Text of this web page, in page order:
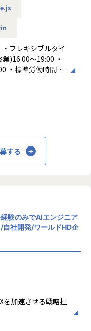
アの幅、経験を増
フレキシブルタイ
)16:00～19:00 ・
・標準労働時間
する
験のみでAIエンジニア
社開発/ワールドHD企
を加速させる戦略担